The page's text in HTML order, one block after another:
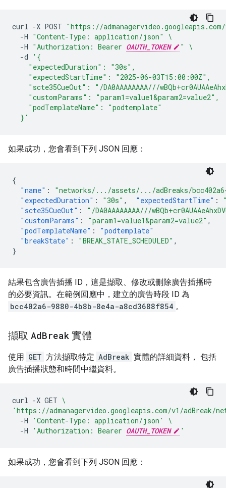
curl -X POST "https://admanagervideo.googleapis.com/
-H "Content-Type: application/json"
\
-H "Authorization: Bearer OAUTH_TOKEN "
\
-d
'{
    "expectedDuration": "30s",
    "expectedStartTime": "2025-06-03T15:00:00Z",
"scte35CueOut": "/DA0AAAAAAAA///
    "customParams": "param1=value1&param2=value2",
    "podTemplateName": "podtemplate"
  }'
如果成功，您會看到下列 JSON 回應：
{
"name" :
"networks/.../assets/.../adBreaks/bcc402a6-
"expectedDuration" : "30s" , "expectedStartTime" :
"scte35CueOut" :
"/DA0AAAAAAAA///
"customParams" : "param1=value1&param2=value2" ,
"podTemplateName" :
"podtemplate"
"breakState" : "BREAK_STATE_SCHEDULED" ,
}
結果包含廣告插播 ID，這是擷取、修改或刪除廣告插播時
的必要資訊。在範例回應中，建立的廣告時段 ID 為
bcc402a6-9880-4b8b-8e4a-a8cd3688f854 。
擷取 AdBreak 實體
使用 GET 方法擷取特定 AdBreak 實體的詳細資料， 包括
廣告插播狀態和時間中繼資料。
curl -X GET \
'https://admanagervideo.googleapis.com/v1/adBreak/
-H
'Content-Type: application/json'
\
-H
'Authorization: Bearer OAUTH_TOKEN '
如果成功，您會看到下列 JSON 回應：